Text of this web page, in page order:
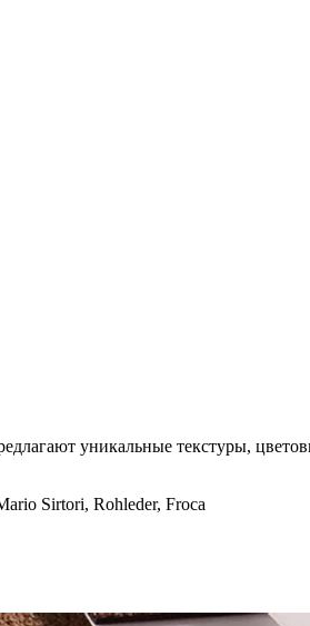
уникальные текстуры,
Sirtori, Rohleder, Froca